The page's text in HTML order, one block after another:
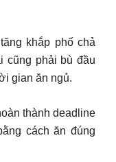
khắp phố chả
cũng phải bù đầu
gian ăn ngủ.
thành deadline
cách ăn đúng